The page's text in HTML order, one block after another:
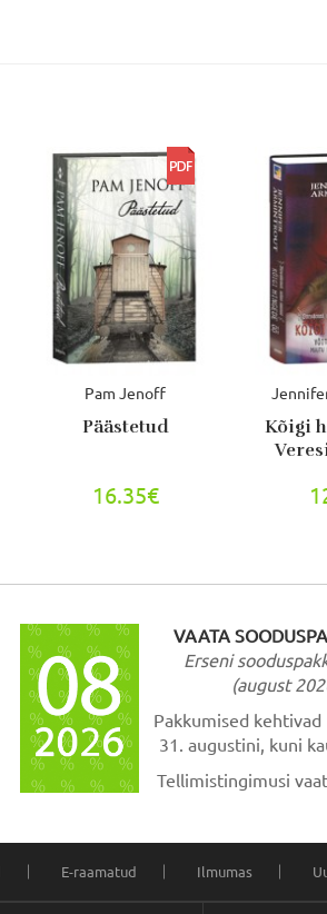
Pam Jenoff
Päästetud
16.35€
Kõigi
VAATA
Erseni
(august
Pakkumised kehtivad
31. augustini, kuni
Tellimistingimusi
E-raamatud Ilmumas